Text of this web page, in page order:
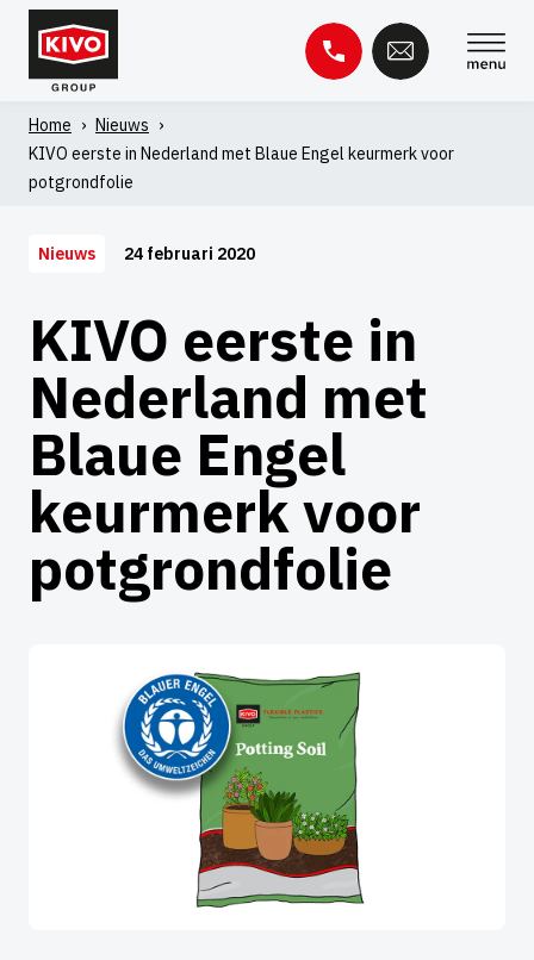
Overslaan
Zoeken
naar:
Home › Nieuws ›
KIVO eerste in Nederland met Blaue Engel keurmerk voor
potgrondfolie
Nieuws 24 februari 2020
KIVO eerste in
Nederland met
Blaue Engel
keurmerk voor
potgrondfolie